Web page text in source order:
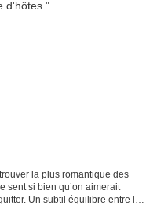
la plus romantique des
sent si bien qu’on aimerait
Un subtil équilibre entre le